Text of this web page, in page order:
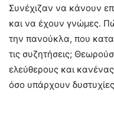
Συνέχιζαν να κάνουν
και να έχουν γνώμες.
την πανούκλα, που
τις συζητήσεις;
ελεύθερους και
όσο υπάρχουν